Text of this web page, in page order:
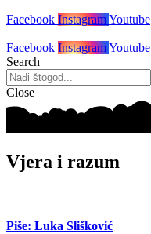
Facebook InstagramYoutube
Facebook InstagramYoutube
Search
Close
Vjera i razum
Piše: Luka Slišković